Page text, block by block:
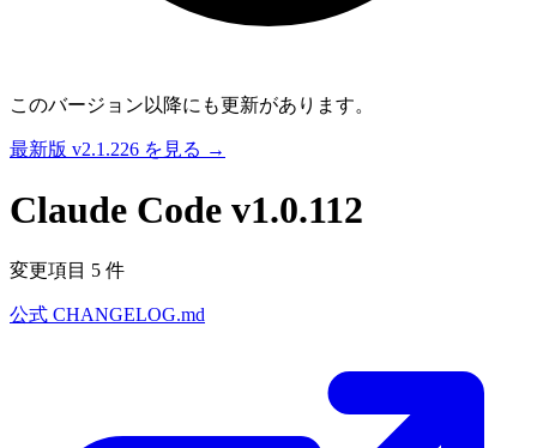
このバージョン以降にも更新があります。
最新版 v2.1.226 を見る →
Claude Code v1.0.112
変更項目 5 件
公式 CHANGELOG.md